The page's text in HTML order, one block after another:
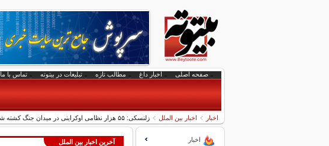
صفحه اصلی اخبار داغ مطالب تازه تبلیغات در بیتوته تماس با ما
اخبار اخبار بین الملل زلنسکی: ۵۵ هزار نظامی اوکراینی در میدان جنگ کشته شده‌اند
آخرین اخبار بین الملل اخبار